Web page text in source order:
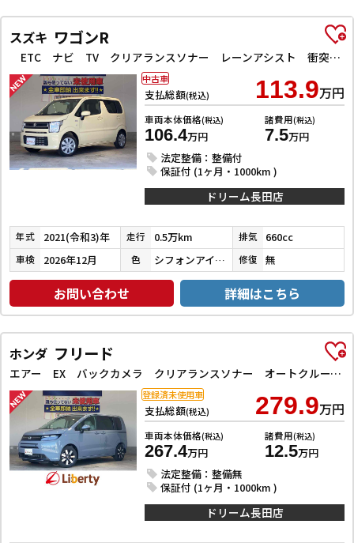
スズキ ワゴンR
ETC ナビ TV クリアランスソナー レーンアシスト 衝突被害軽減システム オートライト スマートキー アイドリングストップ 電動格納ミラー シートヒーター ベンチシート CVT ESC CD
支払総額(税込) 113.9万円
車両本体価格(税込)
106.4万円
諸費用(税込)
7.5万円
法定整備：整備付
保証付 (1ヶ月・1000km )
中古車
ドリーム長田店
年式 2021(令和3)年 走行 0.5万km 排気 660cc
車検 2026年12月 色 シフォンアイボリーメタリック 修復 無
お問い合わせ 詳細はこちら
ホンダ フリード
エアー EX バックカメラ クリアランスソナー オートクルーズコントロール レーンアシスト 衝突被害軽減システム 両側電動スライドドア オートライト LEDヘッドランプ スマートキー 電動格納ミラー シートヒーター
支払総額(税込) 279.9万円
車両本体価格(税込)
267.4万円
諸費用(税込)
12.5万円
法定整備：整備無
保証付 (1ヶ月・1000km )
登録済未使用車
ドリーム長田店